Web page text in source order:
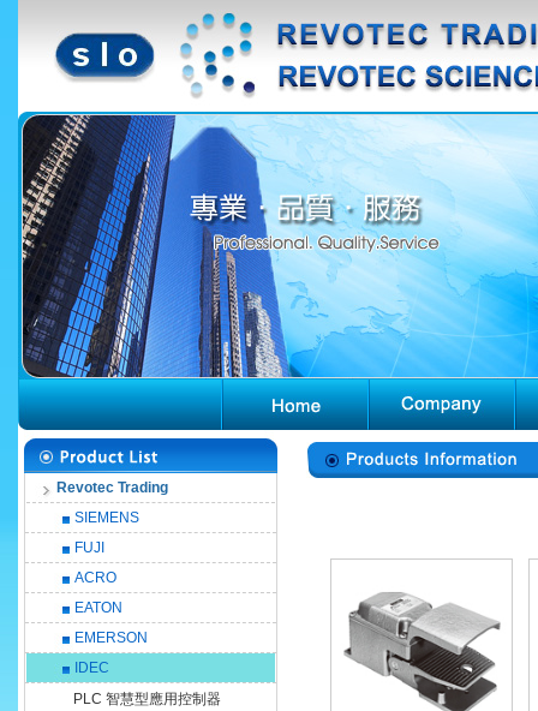
Revotec Trading
SIEMENS
FUJI
ACRO
EATON
EMERSON
IDEC
PLC 智慧型應用控制器